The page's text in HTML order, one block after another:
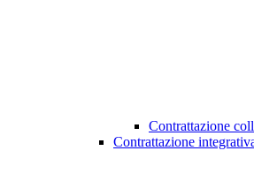
Contrattazione
Contrattazione